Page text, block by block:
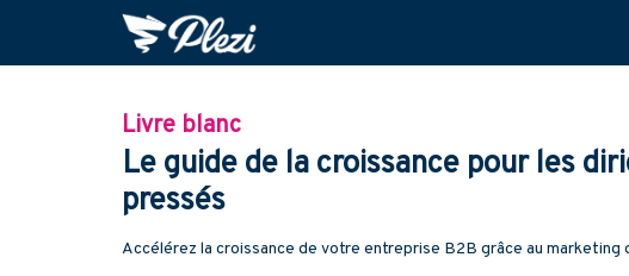
Livre blanc
Le guide de la croissance pour les
pressés
Accélérez la croissance de votre entreprise B2B grâce au marketing